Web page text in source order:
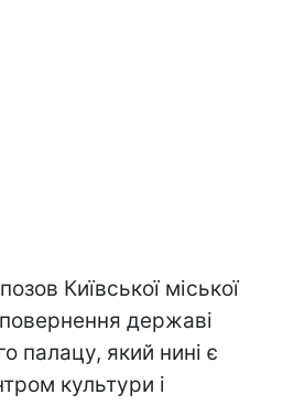
Київської міської
державі
палацу, який нині є
культури і